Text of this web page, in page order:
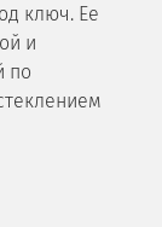
ключ. Ее
и
по